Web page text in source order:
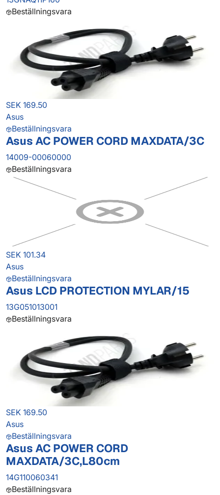
Beställningsvara
SEK 169.50
Asus
Beställningsvara
Asus AC POWER CORD MAXDATA/3C
14009-00060000
Beställningsvara
SEK 101.34
Asus
Beställningsvara
Asus LCD PROTECTION MYLAR/15
13G051013001
Beställningsvara
SEK 169.50
Asus
Beställningsvara
Asus AC POWER CORD
MAXDATA/3C,L80cm
14G110060341
Beställningsvara